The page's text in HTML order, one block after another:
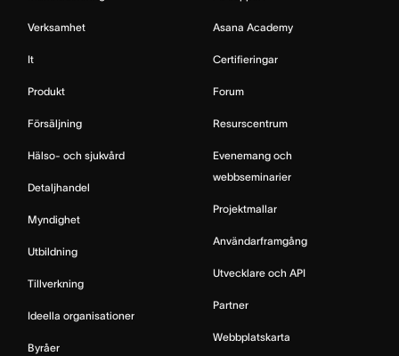
Verksamhet
It
Produkt
Försäljning
Hälso- och sjukvård
Detaljhandel
Myndighet
Utbildning
Tillverkning
Ideella organisationer
Byråer
Asana Academy
Certifieringar
Forum
Resurscentrum
Evenemang och
webbseminarier
Projektmallar
Användarframgång
Utvecklare och API
Partner
Webbplatskarta